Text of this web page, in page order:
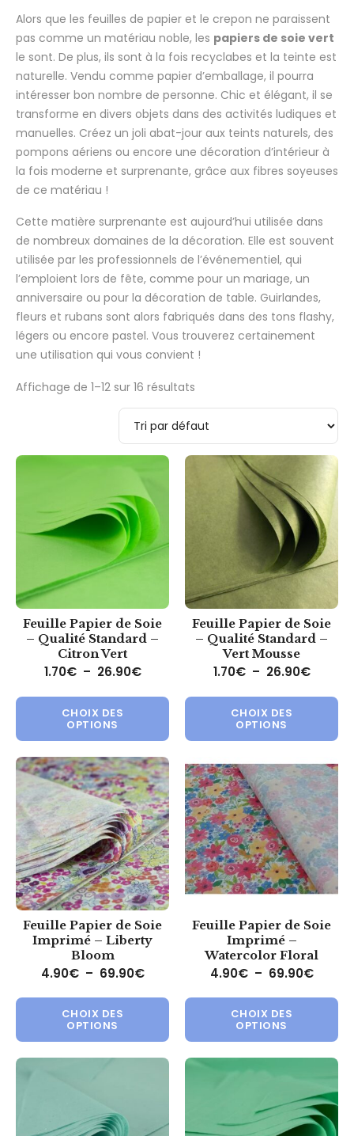
Alors que les feuilles de papier et le crepon ne paraissent
pas comme un matériau noble, les papiers de soie vert
le sont. De plus, ils sont à la fois recyclabes et la teinte est
naturelle. Vendu comme papier d’emballage, il pourra
intéresser bon nombre de personne. Chic et élégant, il se
transforme en divers objets dans des activités ludiques et
manuelles. Créez un joli abat-jour aux teints naturels, des
pompons aériens ou encore une décoration d’intérieur à
la fois moderne et surprenante, grâce aux fibres soyeuses
de ce matériau !
Cette matière surprenante est aujourd’hui utilisée dans
de nombreux domaines de la décoration. Elle est souvent
utilisée par les professionnels de l’événementiel, qui
l’emploient lors de fête, comme pour un mariage, un
anniversaire ou pour la décoration de table. Guirlandes,
fleurs et rubans sont alors fabriqués dans des tons flashy,
légers ou encore pastel. Vous trouverez certainement
une utilisation qui vous convient !
Affichage de 1–12 sur 16 résultats
Feuille Papier de Soie
– Qualité Standard –
Citron Vert
1.70€ – 26.90€Plage de prix : 1.70€ à 26.90€
CHOIX DES
OPTIONS
Ce produit a plusieurs
Feuille Papier de Soie
– Qualité Standard –
Vert Mousse
1.70€ – 26.90€Plage
CHOIX DES
OPTIONS
Feuille Papier de Soie
Imprimé – Liberty
Bloom
4.90€ – 69.90€Plage de prix : 4.90€ à 69.90€
CHOIX DES
OPTIONS
Ce produit a plusieurs
Feuille Papier de Soie
Imprimé –
Watercolor Floral
4.90€ – 69.90€Plage
CHOIX DES
OPTIONS